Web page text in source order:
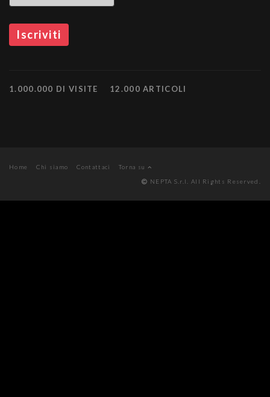
1.000.000 DI VISITE 12.000 ARTICOLI
Home Chi siamo Contattaci
Torna su
NEPTA S.r.l. All Rights Reserved.